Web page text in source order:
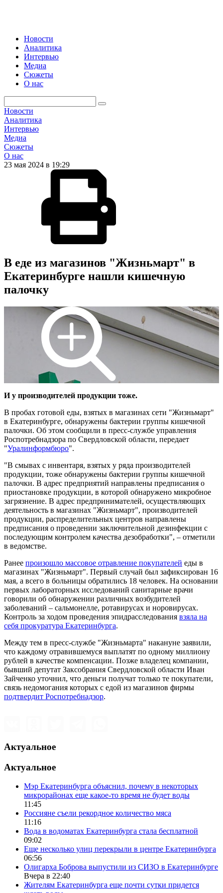
Новости
Аналитика
Интервью
Медиа
Сюжеты
О нас
Новости
Аналитика
Интервью
Медиа
Сюжеты
О нас
23 мая 2024 в 19:29
В еде из магазинов "Жизньмарт" в
Екатеринбурге нашли кишечную
палочку
И у производителей продукции тоже.
В пробах готовой еды, взятых в магазинах сети "Жизньмарт"
в Екатеринбурге, обнаружены бактерии группы кишечной
палочки. Об этом сообщили в пресс-службе управления
Роспотребнадзора по Свердловской области, передает
"Уралинформбюро".
"В смывах с инвентаря, взятых у ряда производителей
продукции, тоже обнаружены бактерии группы кишечной
палочки. В адрес предприятий направлены предписания о
приостановке продукции, в которой обнаружено микробное
загрязнение. В адрес предпринимателей, осуществляющих
деятельность в магазинах "Жизньмарт", производителей
продукции, распределительных центров направлены
предписания о проведении заключительной дезинфекции с
последующим контролем качества дезобработки", – отметили
в ведомстве.
Ранее произошло массовое отравление покупателей еды в
магазинах "Жизньмарт". Первый случай был зафиксирован 16
мая, а всего в больницы обратились 18 человек. На основании
первых лабораторных исследований санитарные врачи
говорили об обнаружении различных возбудителей
заболеваний – сальмонелле, ротавирусах и норовирусах.
Контроль за ходом проведения эпидрасследования взяла на
себя прокуратура Екатеринбурга.
Между тем в пресс-службе "Жизньмарта" накануне заявили,
что каждому отравившемуся выплатят по одному миллиону
рублей в качестве компенсации. Позже владелец компании,
бывший депутат Заксобрания Свердловской области Иван
Зайченко уточнил, что деньги получат только те покупатели,
связь недомогания которых с едой из магазинов фирмы
подтвердит Роспотребнадзор.
Актуальное
Актуальное
Мэр Екатеринбурга объяснил, почему в некоторых
микрорайонах еще какое-то время не будет воды
11:45
Россияне съели рекордное количество мяса
11:16
Вода в водоматах Екатеринбурга стала бесплатной
09:02
Еще несколько улиц перекрыли в центре Екатеринбурга
06:56
Олигарха Боброва выпустили из СИЗО в Екатеринбурге
Вчера в 22:40
Жителям Екатеринбурга еще почти сутки придется